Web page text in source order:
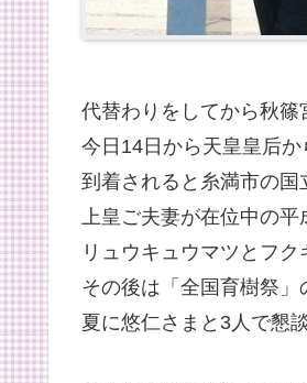
代替わりをしてから秋篠
今日14日から天皇皇后
到着されると糸満市の
上皇ご夫妻が在位中の
リュウキュウマツとフ
その後は「全国育樹祭
夏に悠仁さまと3人で懇